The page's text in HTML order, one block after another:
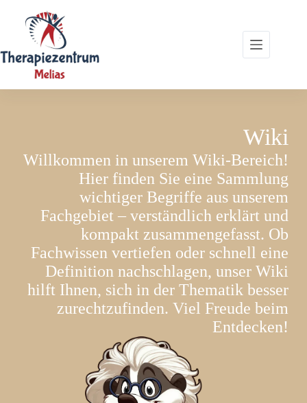
springen
Wiki
Willkommen in unserem Wiki-Bereich!
Hier finden Sie eine Sammlung
wichtiger Begriffe aus unserem
Fachgebiet – verständlich erklärt und
kompakt zusammengefasst. Ob
Fachwissen vertiefen oder schnell eine
Definition nachschlagen, unser Wiki
hilft Ihnen, sich in der Thematik besser
zurechtzufinden. Viel Freude beim
Entdecken!